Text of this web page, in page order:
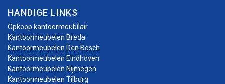
HANDIGE LINKS
Opkoop kantoormeubilair
Kantoormeubelen Breda
Kantoormeubelen Den Bosch
Kantoormeubelen Eindhoven
Kantoormeubelen Nijmegen
Kantoormeubelen Tilburg